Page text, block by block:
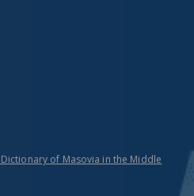
of Masovia in the Middle